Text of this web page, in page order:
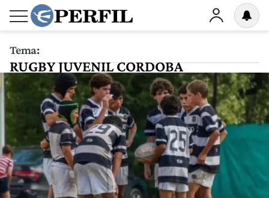
Tema:
RUGBY JUVENIL CORDOBA